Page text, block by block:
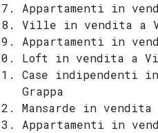
Appartamenti in
Ville in vendita a
Appartamenti in
Loft in vendita a
Case indipendenti
Grappa
Mansarde in vendita
Appartamenti in